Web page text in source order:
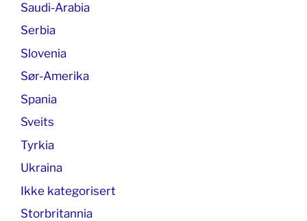
Saudi-Arabia
Serbia
Slovenia
Sør-Amerika
Spania
Sveits
Tyrkia
Ukraina
Ikke kategorisert
Storbritannia